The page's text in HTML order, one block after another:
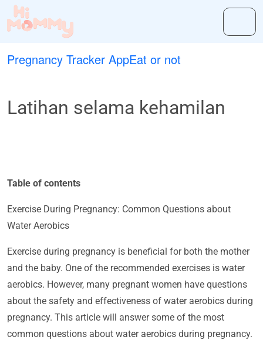
Pregnancy Tracker AppEat or not
Latihan selama kehamilan
Table of contents
Exercise During Pregnancy: Common Questions about
Water Aerobics
Exercise during pregnancy is beneficial for both the mother
and the baby. One of the recommended exercises is water
aerobics. However, many pregnant women have questions
about the safety and effectiveness of water aerobics during
pregnancy. This article will answer some of the most
common questions about water aerobics during pregnancy.